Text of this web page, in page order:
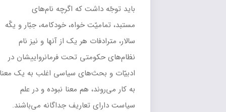
باید توجّه داشت که اگرچه نام‌های
تمامیّت خواه،خودکامه،جبّارویکّه
، مترادفات هر یک از آنها و نیز نام
نظام‌های حکومتی تحت فرمانرواییشان در
ادبیّات و بحث‌های سیاسی اغلب به یک معنا
به کار می‌روند، هم معنا نبوده و در علم
سیاست دارای تعاریف جداگانه می‌باشند.